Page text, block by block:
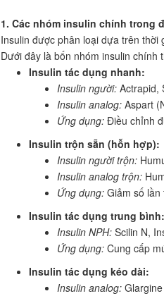
1. Các nhóm insulin chính trong
Insulin được phân loại dựa trên
Dưới đây là bốn nhóm insulin chính
Insulin tác dụng nhanh:
Insulin người:Actrapid,
Insulin analog:Aspart
Ứng dụng:Điều chỉnh
Insulin trộn sẵn (hỗn hợp):
Insulin người trộn:
Insulin analog trộn:
Ứng dụng:Giảm số lần
Insulin tác dụng trung bình:
Insulin NPH:Scilin N,
Ứng dụng:Cung cấp
Insulin tác dụng kéo dài:
Insulin analog:Glargine